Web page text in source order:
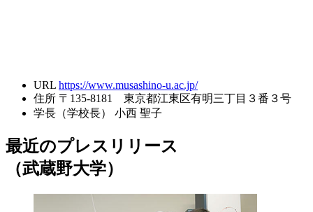
URL https://www.musashino-u.ac.jp/
住所 〒135-8181 東京都江東区有明三丁目３番３号
学長（学校長）
小西 聖子
最近のプレスリリース
（武蔵野大学）